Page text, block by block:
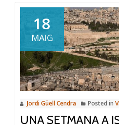
18
MAIG
Jordi Güell Cendra Posted in
UNA SETMANA A